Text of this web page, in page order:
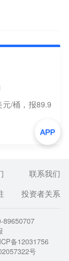
/桶，报89.9
联系我们
投资者关系
89650707
备12031756
号